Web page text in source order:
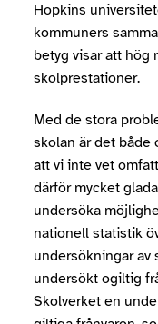
Hopkins
kommuners
betyg visar att hög
skolprestationer.
Med de stora
skolan är det både
att vi inte vet
därför mycket
undersöka
nationell statistik
undersökningar av
undersökt ogiltig
Skolverket en